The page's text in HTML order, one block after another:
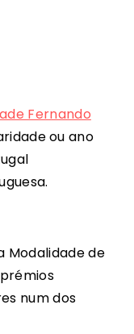
Fernando
ou ano
Modalidade de
num dos